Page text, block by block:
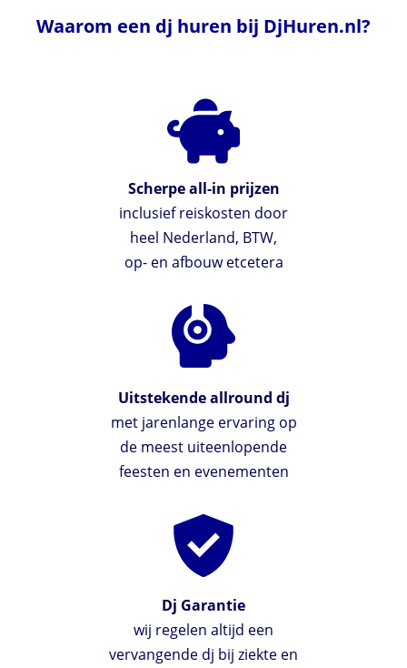
Waarom een dj huren bij DjHuren.nl?
Scherpe all-in prijzen
inclusief reiskosten door
heel Nederland, BTW,
op- en afbouw etcetera
Uitstekende allround dj
met jarenlange ervaring op
de meest uiteenlopende
feesten en evenementen
Dj Garantie
wij regelen altijd een
vervangende dj bij ziekte en